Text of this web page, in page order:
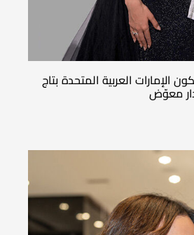
الإمارات العربية المتحدة بتاج
معوّض